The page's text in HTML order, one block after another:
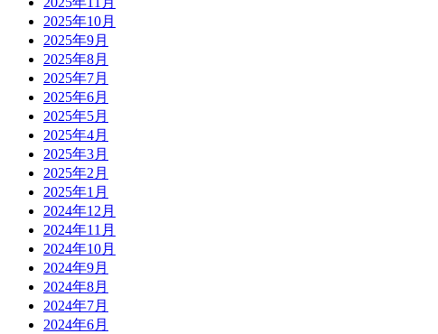
2025年10月
2025年9月
2025年8月
2025年7月
2025年6月
2025年5月
2025年4月
2025年3月
2025年2月
2025年1月
2024年12月
2024年11月
2024年10月
2024年9月
2024年8月
2024年7月
2024年6月